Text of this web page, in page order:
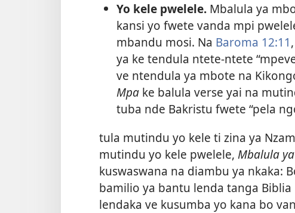
Yo kele pwelele.Mbalula ya
kansi yo fwete vanda mpi
mbandu mosi. Na Baroma 12:11
ya ke tendula ntete-ntete
ve ntendula ya mbote na
Mpake balula verse yai na
tuba nde Bakristu fwete “pela
tula mutindu yo kele ti zina ya
mutindu yo kele pwelele, Mbalula
kuswaswana na diambu ya nkaka:
bamilio ya bantu lenda tanga
lendaka ve kusumba yo kana bo